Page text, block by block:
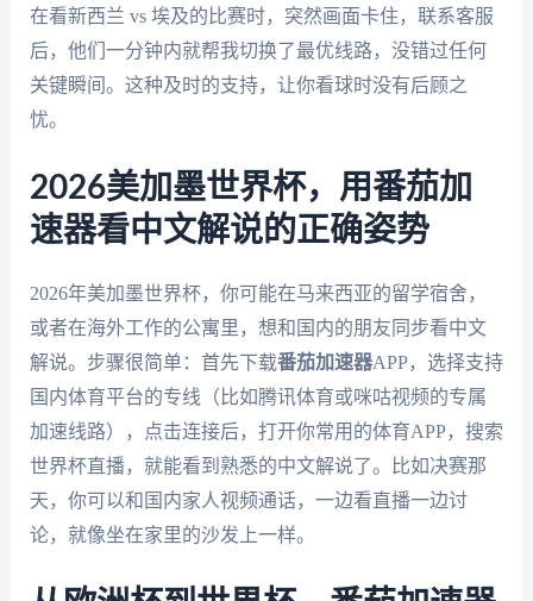
在看新西兰 vs 埃及的比赛时，突然画面卡住，联系客服
后，他们一分钟内就帮我切换了最优线路，没错过任何
关键瞬间。这种及时的支持，让你看球时没有后顾之
忧。
2026美加墨世界杯，用番茄加
速器看中文解说的正确姿势
2026年美加墨世界杯，你可能在马来西亚的留学宿舍，
或者在海外工作的公寓里，想和国内的朋友同步看中文
解说。步骤很简单：首先下载番茄加速器APP，选择支持
国内体育平台的专线（比如腾讯体育或咪咕视频的专属
加速线路），点击连接后，打开你常用的体育APP，搜索
世界杯直播，就能看到熟悉的中文解说了。比如决赛那
天，你可以和国内家人视频通话，一边看直播一边讨
论，就像坐在家里的沙发上一样。